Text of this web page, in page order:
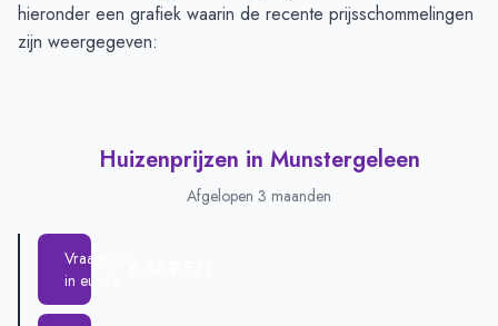
hieronder een grafiek waarin de recente prijsschommelingen
zijn weergegeven:
Huizenprijzen in Munstergeleen
Afgelopen 3 maanden
Vraagprijs
in euro's